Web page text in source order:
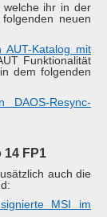
welche ihr in der
neuen
AUT-Katalog mit
Funktionalität
dem folgenden
DAOS-Resync-
14 FP1
auch die
MSI im